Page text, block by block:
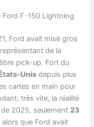
Ford F-150 Lightning
Ford avait misé gros
de la
pick-up. Fort du
Unis depuis plus
cartes en main pour
très vite, la réalité
2025, seulement 23
que Ford avait